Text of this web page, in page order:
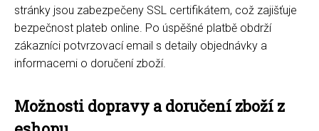
stránky jsou zabezpečeny SSL certifikátem, což zajišťuje
bezpečnost plateb online. Po úspěšné platbě obdrží
zákazníci potvrzovací email s detaily objednávky a
informacemi o doručení zboží.
Možnosti dopravy a doručení zboží z